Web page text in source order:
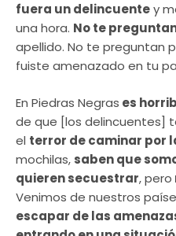
fuera un delincuentey
una hora. No te
apellido. No te preguntan
fuiste amenazado en tu
En Piedras Negras es
de que [los delincuentes]
el terror de caminar por
mochilas, saben que
quieren secuestrar, pero
Venimos de nuestros
escapar de las